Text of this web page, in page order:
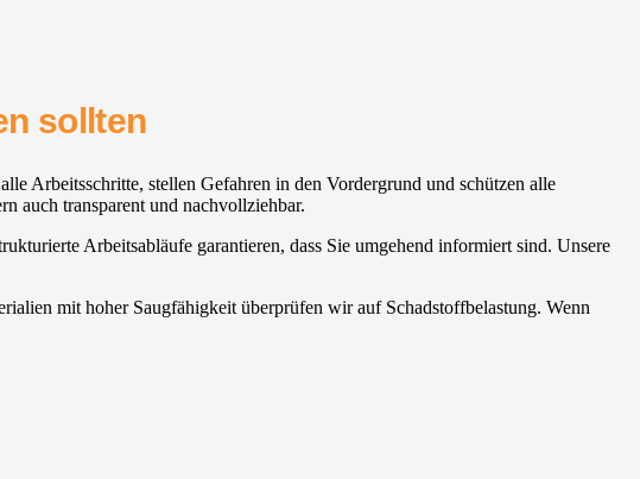
sollten
Arbeitsschritte, stellen Gefahren in den Vordergrund und schützen alle
auch transparent und nachvollziehbar.
Arbeitsabläufe garantieren, dass Sie umgehend informiert sind. Unsere
mit hoher Saugfähigkeit überprüfen wir auf Schadstoffbelastung. Wenn